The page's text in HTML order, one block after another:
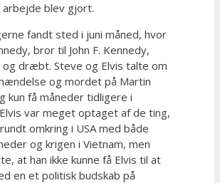
blev gjort.
fandt sted i juni måned, hvor
bror til John F. Kennedy,
og dræbt. Steve og Elvis talte om
og mordet på Martin
kun få måneder tidligere i
var meget optaget af de ting,
omkring i USA med både
og krigen i Vietnam, men
at han ikke kunne få Elvis til at
en et politisk budskab på